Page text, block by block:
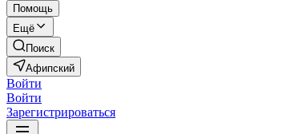
Помощь
Ещё
Поиск
Афипский
Войти
Войти
Зарегистрироваться